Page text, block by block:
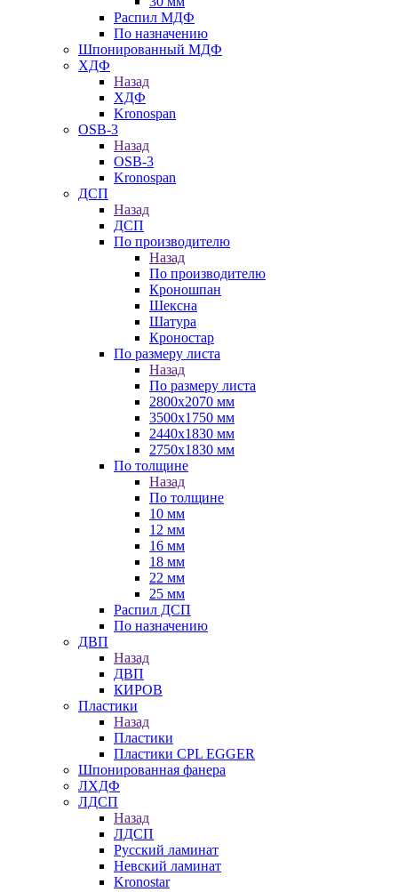
Распил МДФ
По назначению
Шпонированный МДФ
ХДФ
Назад
ХДФ
Kronospan
OSB-3
Назад
OSB-3
Kronospan
ДСП
Назад
ДСП
По производителю
Назад
По производителю
Кроношпан
Шексна
Шатура
Кроностар
По размеру листа
Назад
По размеру листа
2800х2070 мм
3500х1750 мм
2440х1830 мм
2750х1830 мм
По толщине
Назад
По толщине
10 мм
12 мм
16 мм
18 мм
22 мм
25 мм
Распил ДСП
По назначению
ДВП
Назад
ДВП
КИРОВ
Пластики
Назад
Пластики
Пластики CPL EGGER
Шпонированная фанера
ЛХДФ
ЛДСП
Назад
ЛДСП
Русский ламинат
Невский ламинат
Kronostar